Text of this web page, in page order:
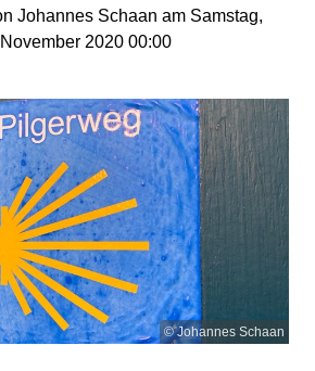
Johannes Schaan am Samstag,
2020 00:00
© Johannes Schaan